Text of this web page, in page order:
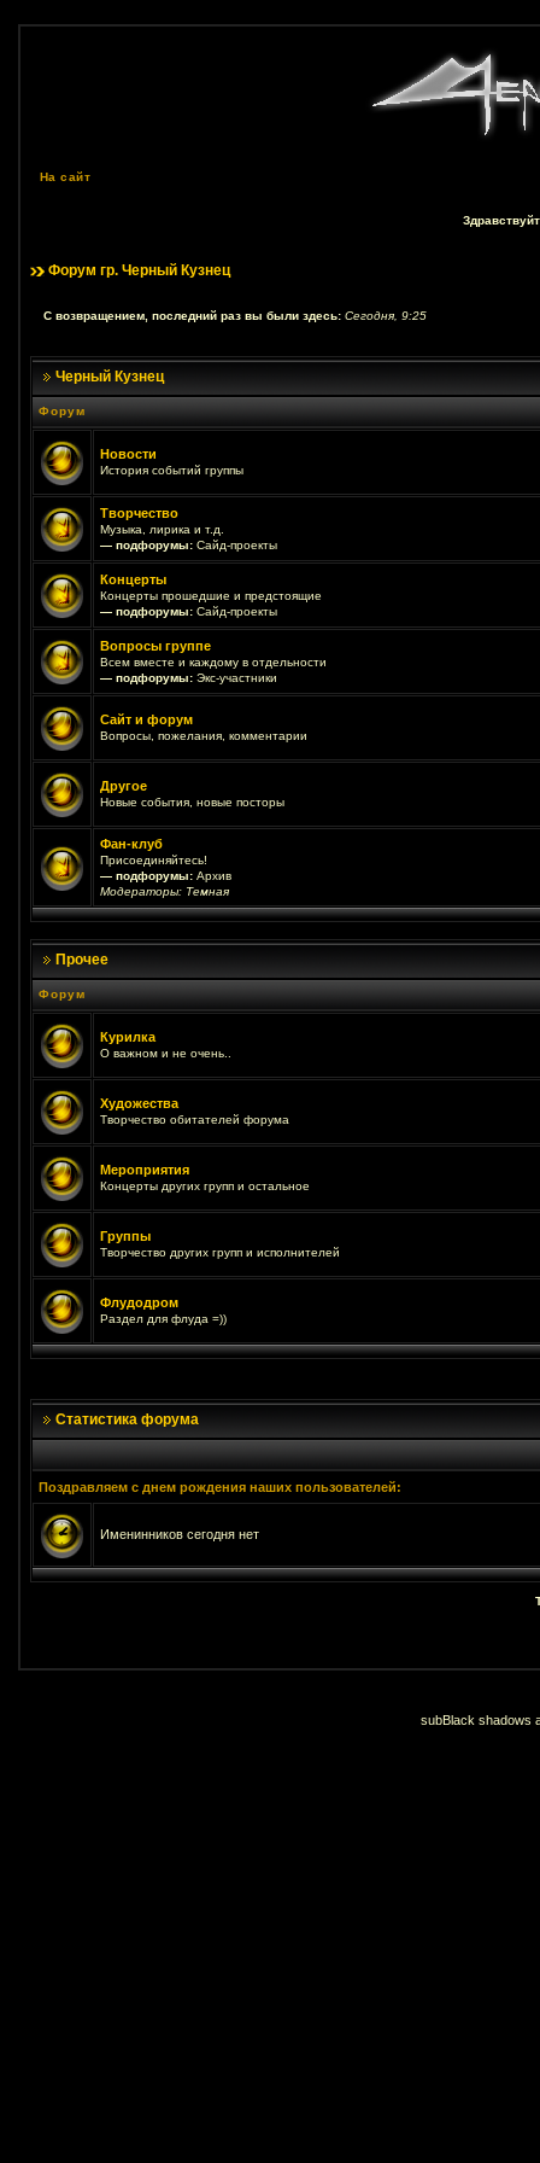
На сайт
Форум гр. Черный Кузнец
С возвращением, последний раз вы были здесь: Сегодня, 9:25
Черный Кузнец
Форум
Новости
История событий группы
Творчество
Музыка, лирика и т.д.
— подфорумы: Сайд-проекты
Концерты
Концерты прошедшие и предстоящие
— подфорумы: Сайд-проекты
Вопросы группе
Всем вместе и каждому в отдельности
— подфорумы: Экс-участники
Сайт и форум
Вопросы, пожелания, комментарии
Другое
Новые события, новые посторы
Фан-клуб
Присоединяйтесь!
— подфорумы: Архив
Модераторы: Темная
Прочее
Форум
Курилка
О важном и не очень..
Художества
Творчество обитателей форума
Мероприятия
Концерты других групп и остальное
Группы
Творчество других групп и исполнителей
Флудодром
Раздел для флуда =))
Статистика форума
Поздравляем с днем рождения наших пользователей:
Именинников сегодня нет
subBlack shadows